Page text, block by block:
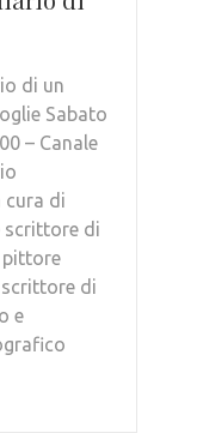
di un
Sabato
– Canale
cura di
scrittore di
pittore
di
e